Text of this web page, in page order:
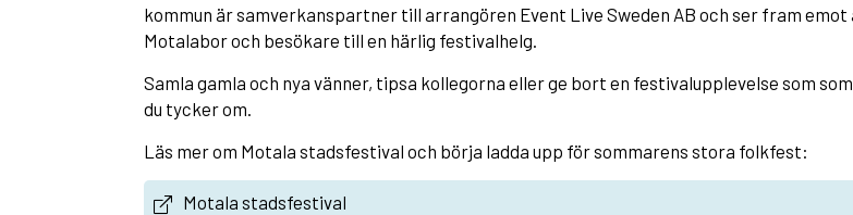
kommun är samverkanspartner till arrangören Event Live Sweden AB och ser fram
Motalabor och besökare till en härlig festivalhelg.
Samla gamla och nya vänner, tipsa kollegorna eller ge bort en festivalupplevelse som
du tycker om.
Läs mer om Motala stadsfestival och börja ladda upp för sommarens stora folkfest:
Motala stadsfestival